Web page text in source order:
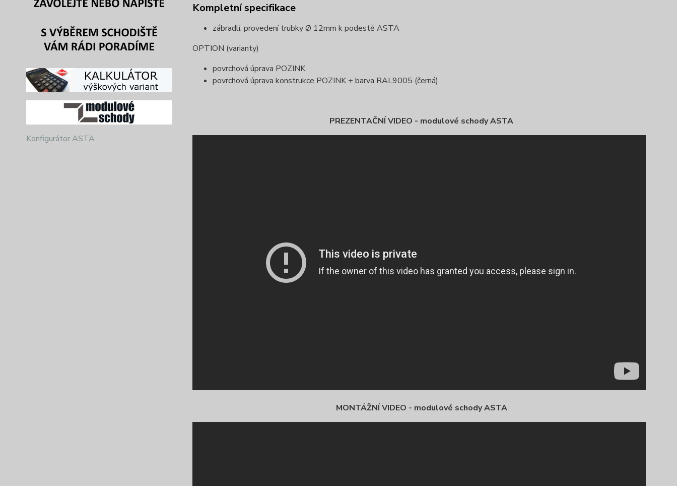
Konfigurátor ASTA
Kompletní specifikace
zábradlí, provedení trubky Ø 12mm k podestě ASTA
OPTION (varianty)
povrchová úprava POZINK
povrchová úprava konstrukce POZINK + barva RAL9005 (černá)
PREZENTAČNÍ VIDEO - modulové schody ASTA
MONTÁŽNÍ VIDEO - modulové schody ASTA